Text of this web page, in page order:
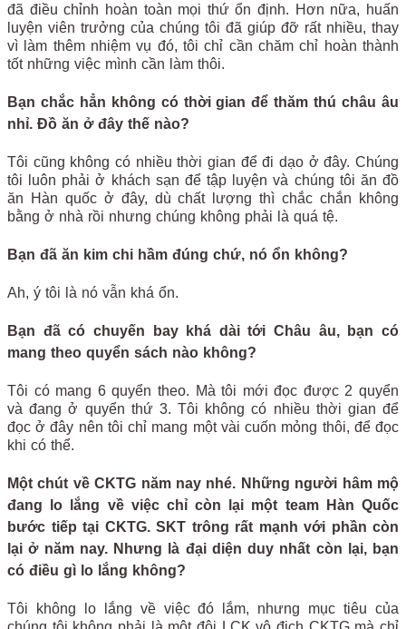
đã điều chỉnh hoàn toàn mọi thứ ổn định. Hơn nữa, huấn
luyện viên trưởng của chúng tôi đã giúp đỡ rất nhiều, thay
vì làm thêm nhiệm vụ đó, tôi chỉ cần chăm chỉ hoàn thành
tốt những việc mình cần làm thôi.
Bạn chắc hẳn không có thời gian để thăm thú châu âu
nhỉ. Đồ ăn ở đây thế nào?
Tôi cũng không có nhiều thời gian để đi dạo ở đây. Chúng
tôi luôn phải ở khách sạn để tập luyện và chúng tôi ăn đồ
ăn Hàn quốc ở đây, dù chất lượng thì chắc chắn không
bằng ở nhà rồi nhưng chúng không phải là quá tệ.
Bạn đã ăn kim chi hầm đúng chứ, nó ổn không?
Ah, ý tôi là nó vẫn khá ổn.
Bạn đã có chuyến bay khá dài tới Châu âu, bạn có
mang theo quyển sách nào không?
Tôi có mang 6 quyển theo. Mà tôi mới đọc được 2 quyển
và đang ở quyển thứ 3. Tôi không có nhiều thời gian để
đọc ở đây nên tôi chỉ mang một vài cuốn mỏng thôi, để đọc
khi có thể.
Một chút về CKTG năm nay nhé. Những người hâm mộ
đang lo lắng về việc chỉ còn lại một team Hàn Quốc
bước tiếp tại CKTG. SKT trông rất mạnh với phần còn
lại ở năm nay. Nhưng là đại diện duy nhất còn lại, bạn
có điều gì lo lắng không?
Tôi không lo lắng về việc đó lắm, nhưng mục tiêu của